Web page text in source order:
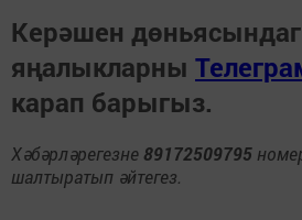
Керәшен
яңалыкларны
карап барыгыз.
Хәбәрләрегезне 89172509795
шалтыратып әйтегез.